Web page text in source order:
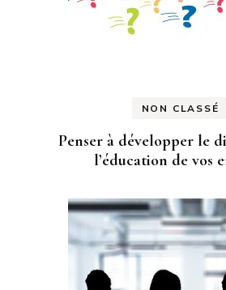
NON CLASSÉ
Penser à développer le
l’éducation de vos